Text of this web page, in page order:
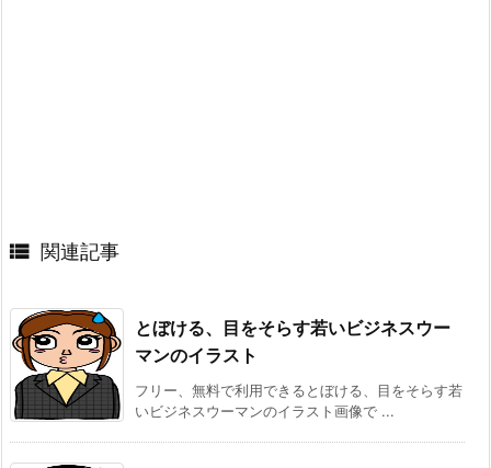
 関連記事
とぼける、目をそらす若いビジネスウー
マンのイラスト
フリー、無料で利用できるとぼける、目をそらす若
いビジネスウーマンのイラスト画像で ...